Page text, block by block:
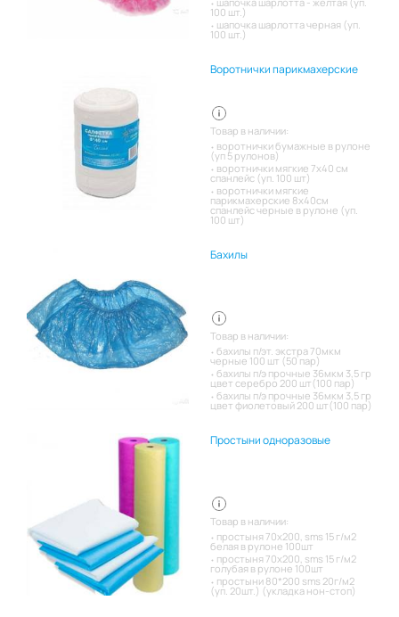
100 шт.)
шапочка шарлотта черная (уп.
100 шт.)
Воротнички парикмахерские
Товар в наличии:
воротнички бумажные в рулоне
(уп 5 рулонов)
воротнички мягкие 7х40 см
спанлейс (уп. 100 шт)
воротнички мягкие
парикмахерские 8х40см
спанлейс черные в рулоне (уп.
100 шт)
Бахилы
Товар в наличии:
бахилы п/эт. экстра 70мкм
черные 100 шт (50 пар)
бахилы п/э прочные 36мкм 3,5 гр
цвет серебро 200 шт(100 пар)
бахилы п/э прочные 36мкм 3,5 гр
цвет фиолетовый 200 шт(100 пар)
Простыни одноразовые
Товар в наличии:
простыня 70х200, sms 15 г/м2
белая в рулоне 100шт
простыня 70х200, sms 15 г/м2
голубая в рулоне 100шт
простыни 80*200 sms 20г/м2
(уп. 20шт.) (укладка нон-стоп)